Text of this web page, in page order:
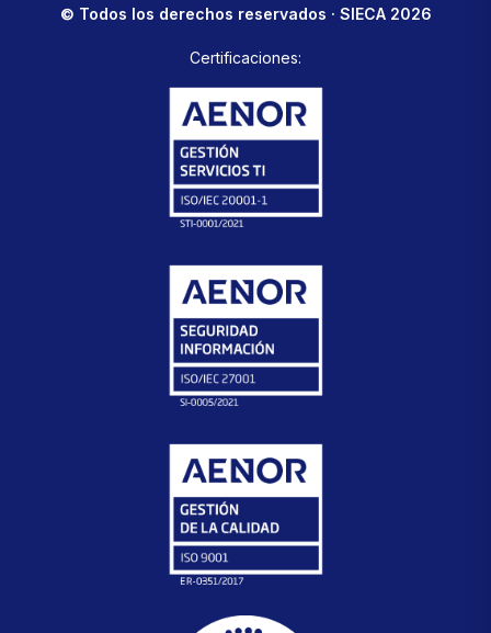
© Todos los derechos reservados · SIECA 2026
Certificaciones: